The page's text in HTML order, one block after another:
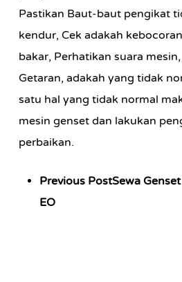
Pastikan Baut-baut pengikat
kendur, Cek adakah
bakar, Perhatikan suara
Getaran, adakah yang tidak
satu hal yang tidak normal
mesin genset dan lakukan
perbaikan.
Previous PostSewa
EO